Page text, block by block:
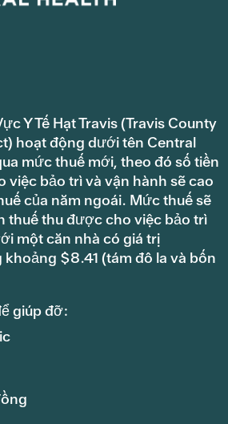
Y Tế Hạt Travis (Travis County
hoạt động dưới tên Central
mức thuế mới, theo đó số tiền
việc bảo trì và vận hành sẽ cao
của năm ngoái. Mức thuế sẽ
thuế thu được cho việc bảo trì
một căn nhà có giá trị
$8.41 (tám đô la và bốn
giúp đỡ: